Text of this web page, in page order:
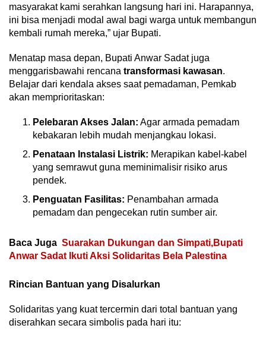
masyarakat kami serahkan langsung hari ini. Harapannya,
ini bisa menjadi modal awal bagi warga untuk membangun
kembali rumah mereka,” ujar Bupati.
Menatap masa depan, Bupati Anwar Sadat juga
menggarisbawahi rencana transformasi kawasan.
Belajar dari kendala akses saat pemadaman, Pemkab
akan memprioritaskan:
Pelebaran Akses Jalan: Agar armada pemadam
kebakaran lebih mudah menjangkau lokasi.
Penataan Instalasi Listrik: Merapikan kabel-kabel
yang semrawut guna meminimalisir risiko arus
pendek.
Penguatan Fasilitas: Penambahan armada
pemadam dan pengecekan rutin sumber air.
Baca Juga Suarakan Dukungan dan Simpati,Bupati
Anwar Sadat Ikuti Aksi Solidaritas Bela Palestina
Rincian Bantuan yang Disalurkan
Solidaritas yang kuat tercermin dari total bantuan yang
diserahkan secara simbolis pada hari itu: